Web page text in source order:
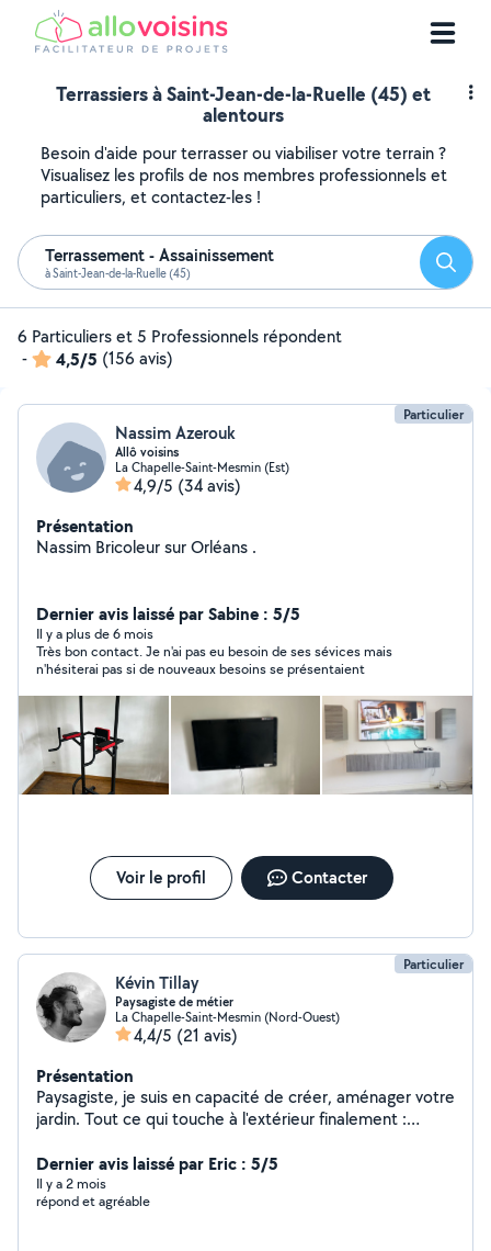
Terrassiers à Saint-Jean-de-la-Ruelle (45) et
alentours
Besoin d'aide pour terrasser ou viabiliser votre terrain ?
Visualisez les profils de nos membres professionnels et
particuliers, et contactez-les !
Terrassement - Assainissement
à Saint-Jean-de-la-Ruelle (45)
6 Particuliers et 5 Professionnels répondent
-
4,5/5 (156 avis)
Particulier
Nassim Azerouk
Allô voisins
La Chapelle-Saint-Mesmin (Est)
4,9/5 (34 avis)
Présentation
Nassim Bricoleur sur Orléans .
Dernier avis laissé par Sabine : 5/5
Il y a plus de 6 mois
Très bon contact. Je n'ai pas eu besoin de ses sévices mais
n'hésiterai pas si de nouveaux besoins se présentaient
Voir le profil Contacter
Particulier
Kévin Tillay
Paysagiste de métier
La Chapelle-Saint-Mesmin (Nord-Ouest)
4,4/5 (21 avis)
Présentation
Paysagiste, je suis en capacité de créer, aménager votre
jardin. Tout ce qui touche à l'extérieur finalement :
gazon, etc Au besoin je peux vous transmettre une
projection 3d ainsi que des plans de ce que vous avez
en tête pour une meilleure approche de votre futur
Dernier avis laissé par Eric : 5/5
Il y a 2 mois
répond et agréable